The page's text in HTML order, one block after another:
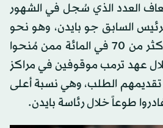
العدد الذي سُجل في الشهور
الرئيس السابق جو بايدن، وهو نحو
11400 مهاجر. وكان أكثر من 70 في المائة ممن مُنحوا
عهد ترمب موقوفين في مراكز
تقديمهم الطلب، وهي نسبة أعلى
طوعاً خلال رئاسة بايدن.